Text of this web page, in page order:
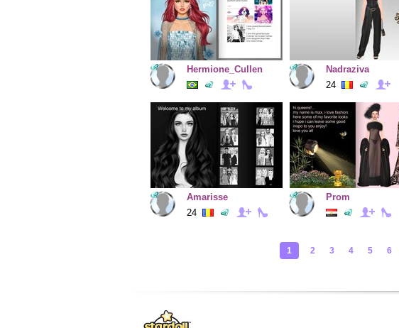
Hermione_Cullen
Nadraziva
24
Amarisse
24
Prom
1 2 3 4 5 6